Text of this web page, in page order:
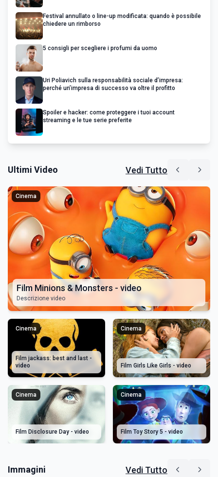
Festival annullato o line-up modificata: quando è possibile
chiedere un rimborso
5 consigli per scegliere i profumi da uomo
Uri Poliavich sulla responsabilità sociale d’impresa:
perché un’impresa di successo va oltre il profitto
Spoiler e hacker: come proteggere i tuoi account
streaming e le tue serie preferite
Ultimi Video Vedi Tutto
Cinema
Film Minions & Monsters - video
Descrizione video
Cinema
Film jackass: best and last -
video
Cinema
Film Girls Like Girls - video
Cinema
Film Disclosure Day - video
Cinema
Film Toy Story 5 - video
Immagini Vedi Tutto